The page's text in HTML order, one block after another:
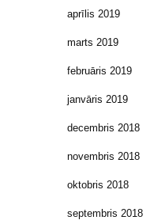
aprīlis 2019
marts 2019
februāris 2019
janvāris 2019
decembris 2018
novembris 2018
oktobris 2018
septembris 2018